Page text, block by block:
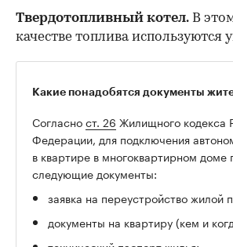
Твердотопливный котел. В
качестве топлива используются
Какие понадобятся документы
Согласност. 26 Жилищного кодекса
Федерации, для подключения
в квартире в многоквартирном доме
следующие документы:
заявка на переустройство жилой
документы на квартиру (кем и